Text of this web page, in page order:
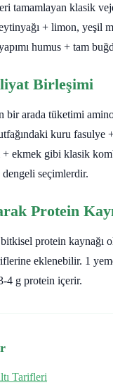
tamamlayan klasik
+ limon, yeşil
humus + tam
Birleşimi
bir arada tüketimi
kuru fasulye
+ ekmek gibi klasik
seçimlerdir.
Protein
protein kaynağı
eklenebilir. 1
4 g protein içerir.
Tarifleri